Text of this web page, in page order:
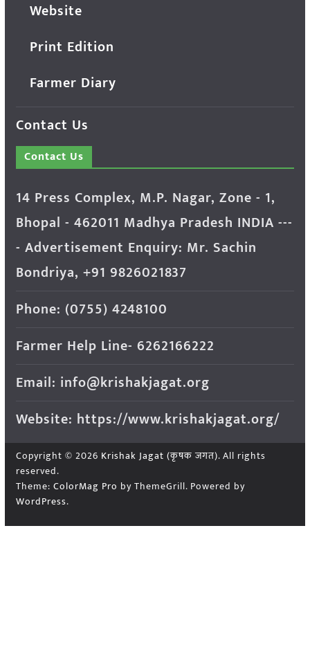
Website
Print Edition
Farmer Diary
Contact Us
Contact Us
14 Press Complex, M.P. Nagar, Zone - 1,
Bhopal - 462011 Madhya Pradesh INDIA ---
- Advertisement Enquiry: Mr. Sachin
Bondriya, +91 9826021837
Phone: (0755) 4248100
Farmer Help Line- 6262166222
Email: info@krishakjagat.org
Website: https://www.krishakjagat.org/
Copyright © 2026 Krishak Jagat (कृषक जगत). All rights
reserved.
Theme: ColorMag Pro by ThemeGrill. Powered by
WordPress.